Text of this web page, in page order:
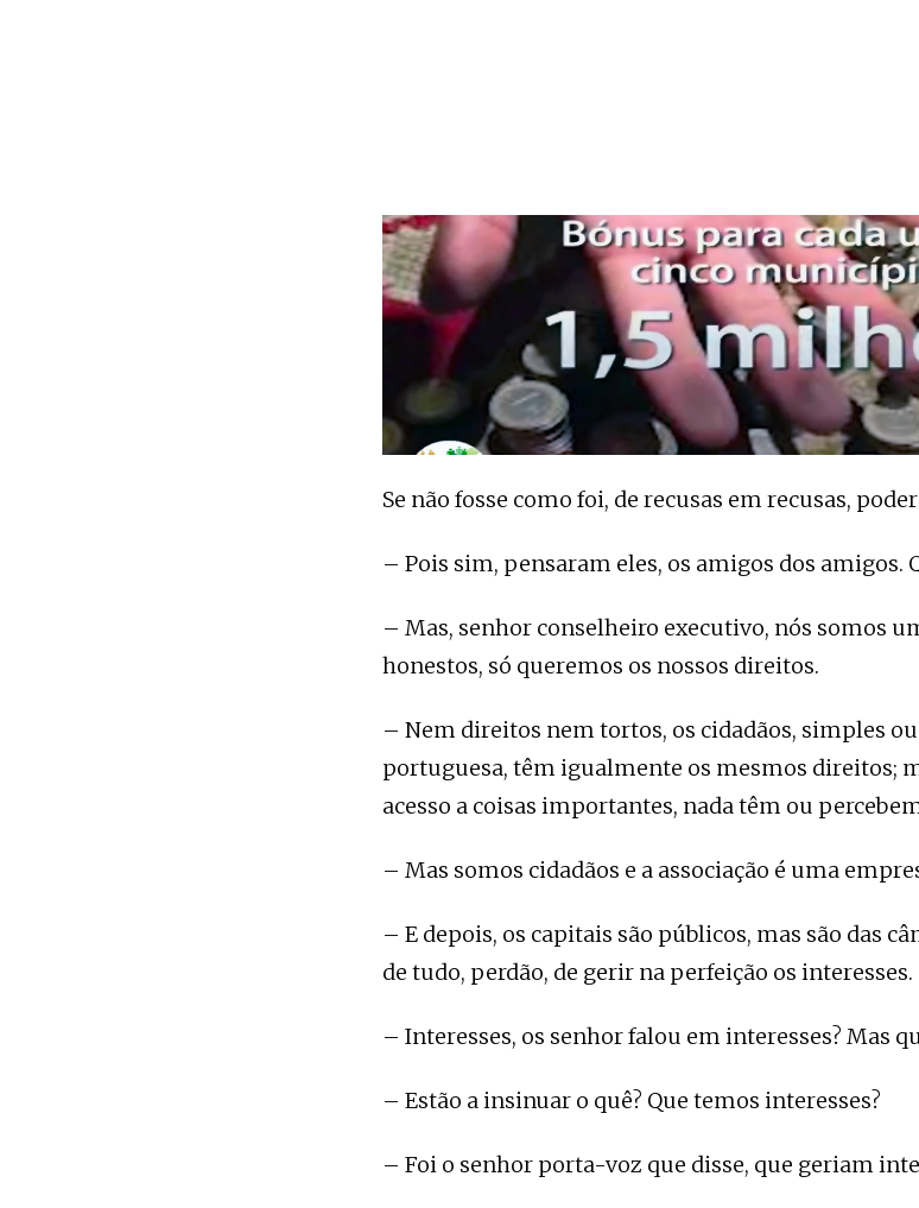
Se não fosse como foi, de recusas em recusas,
– Pois sim, pensaram eles, os amigos dos amigos.
– Mas, senhor conselheiro executivo, nós somos
honestos, só queremos os nossos direitos.
– Nem direitos nem tortos, os cidadãos, simples
portuguesa, têm igualmente os mesmos direitos;
acesso a coisas importantes, nada têm ou
– Mas somos cidadãos e a associação é uma
– E depois, os capitais são públicos, mas são das
de tudo, perdão, de gerir na perfeição os interesses.
– Interesses, os senhor falou em interesses? Mas
– Estão a insinuar o quê? Que temos interesses?
– Foi o senhor porta-voz que disse, que geriam